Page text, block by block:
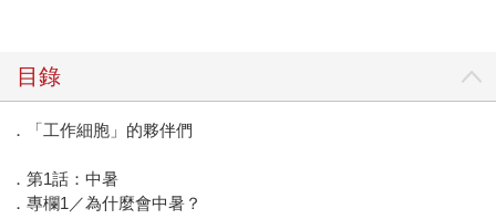
目錄
．「工作細胞」的夥伴們
．第1話：中暑
．專欄1／為什麼會中暑？